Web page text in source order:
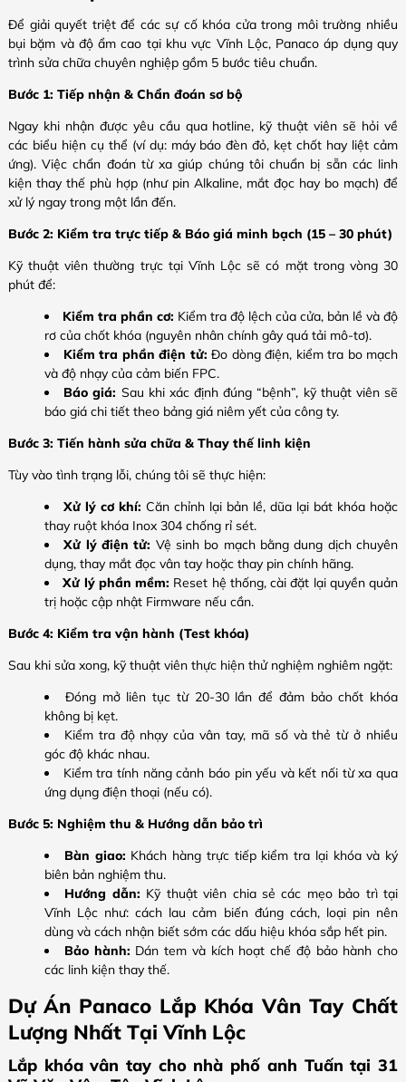
Để giải quyết triệt để các sự cố khóa cửa trong môi trường nhiều
bụi bặm và độ ẩm cao tại khu vực Vĩnh Lộc, Panaco áp dụng quy
trình sửa chữa chuyên nghiệp gồm 5 bước tiêu chuẩn.
Bước 1: Tiếp nhận & Chẩn đoán sơ bộ
Ngay khi nhận được yêu cầu qua hotline, kỹ thuật viên sẽ hỏi về
các biểu hiện cụ thể (ví dụ: máy báo đèn đỏ, kẹt chốt hay liệt cảm
ứng). Việc chẩn đoán từ xa giúp chúng tôi chuẩn bị sẵn các linh
kiện thay thế phù hợp (như pin Alkaline, mắt đọc hay bo mạch) để
xử lý ngay trong một lần đến.
Bước 2: Kiểm tra trực tiếp & Báo giá minh bạch (15 – 30 phút)
Kỹ thuật viên thường trực tại Vĩnh Lộc sẽ có mặt trong vòng 30
phút để:
Kiểm tra phần cơ: Kiểm tra độ lệch của cửa, bản lề và độ
rơ của chốt khóa (nguyên nhân chính gây quá tải mô-tơ).
Kiểm tra phần điện tử: Đo dòng điện, kiểm tra bo mạch
và độ nhạy của cảm biến FPC.
Báo giá: Sau khi xác định đúng “bệnh”, kỹ thuật viên sẽ
báo giá chi tiết theo bảng giá niêm yết của công ty.
Bước 3: Tiến hành sửa chữa & Thay thế linh kiện
Tùy vào tình trạng lỗi, chúng tôi sẽ thực hiện:
Xử lý cơ khí: Căn chỉnh lại bản lề, dũa lại bát khóa hoặc
thay ruột khóa Inox 304 chống rỉ sét.
Xử lý điện tử: Vệ sinh bo mạch bằng dung dịch chuyên
dụng, thay mắt đọc vân tay hoặc thay pin chính hãng.
Xử lý phần mềm: Reset hệ thống, cài đặt lại quyền quản
trị hoặc cập nhật Firmware nếu cần.
Bước 4: Kiểm tra vận hành (Test khóa)
Sau khi sửa xong, kỹ thuật viên thực hiện thử nghiệm nghiêm ngặt:
Đóng mở liên tục từ 20-30 lần để đảm bảo chốt khóa
không bị kẹt.
Kiểm tra độ nhạy của vân tay, mã số và thẻ từ ở nhiều
góc độ khác nhau.
Kiểm tra tính năng cảnh báo pin yếu và kết nối từ xa qua
ứng dụng điện thoại (nếu có).
Bước 5: Nghiệm thu & Hướng dẫn bảo trì
Bàn giao: Khách hàng trực tiếp kiểm tra lại khóa và ký
biên bản nghiệm thu.
Hướng dẫn: Kỹ thuật viên chia sẻ các mẹo bảo trì tại
Vĩnh Lộc như: cách lau cảm biến đúng cách, loại pin nên
dùng và cách nhận biết sớm các dấu hiệu khóa sắp hết pin.
Bảo hành: Dán tem và kích hoạt chế độ bảo hành cho
các linh kiện thay thế.
Dự Án Panaco Lắp Khóa Vân Tay Chất
Lượng Nhất Tại Vĩnh Lộc
Lắp khóa vân tay cho nhà phố anh Tuấn tại 31